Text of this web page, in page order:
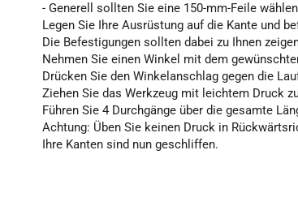
- Generell sollten Sie eine 150-mm-Feile
Legen Sie Ihre Ausrüstung auf die Kante und
Die Befestigungen sollten dabei zu Ihnen
Nehmen Sie einen Winkel mit dem
Drücken Sie den Winkelanschlag gegen die
Ziehen Sie das Werkzeug mit leichtem Druck
Führen Sie 4 Durchgänge über die gesamte
Achtung: Üben Sie keinen Druck in
Ihre Kanten sind nun geschliffen.